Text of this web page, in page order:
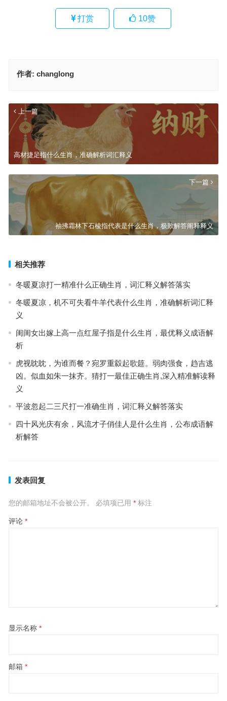
打赏 10赞
作者: changlong
上一篇
高材捷足指什么生肖，准确解析词汇释义
下一篇
袖拂霜林下石棱指代表是什么生肖，极致解答阐释释义
相关推荐
冬暖夏凉打一精准什么正确生肖，词汇释义解答落实
冬暖夏凉，机不可失看牛羊代表什么生肖，准确解析词汇释
义
闺闺女出嫁上高一点红屋子指是什么生肖，最优释义成语解
析
虎视眈眈，为谁而餐？宛罗重縠起歌筵。弱肉强食，趋吉逃
凶。似血如朱一抹齐。猜打一最佳正确生肖,深入精准解读释
义
平波忽起二三尺打一准确生肖，词汇释义解答落实
四十风光庆有余，风流才子俏佳人是什么生肖，公布成语解
析解答
发表回复
您的邮箱地址不会被公开。 必填项已用 *标注
评论 *
显示名称 *
邮箱 *